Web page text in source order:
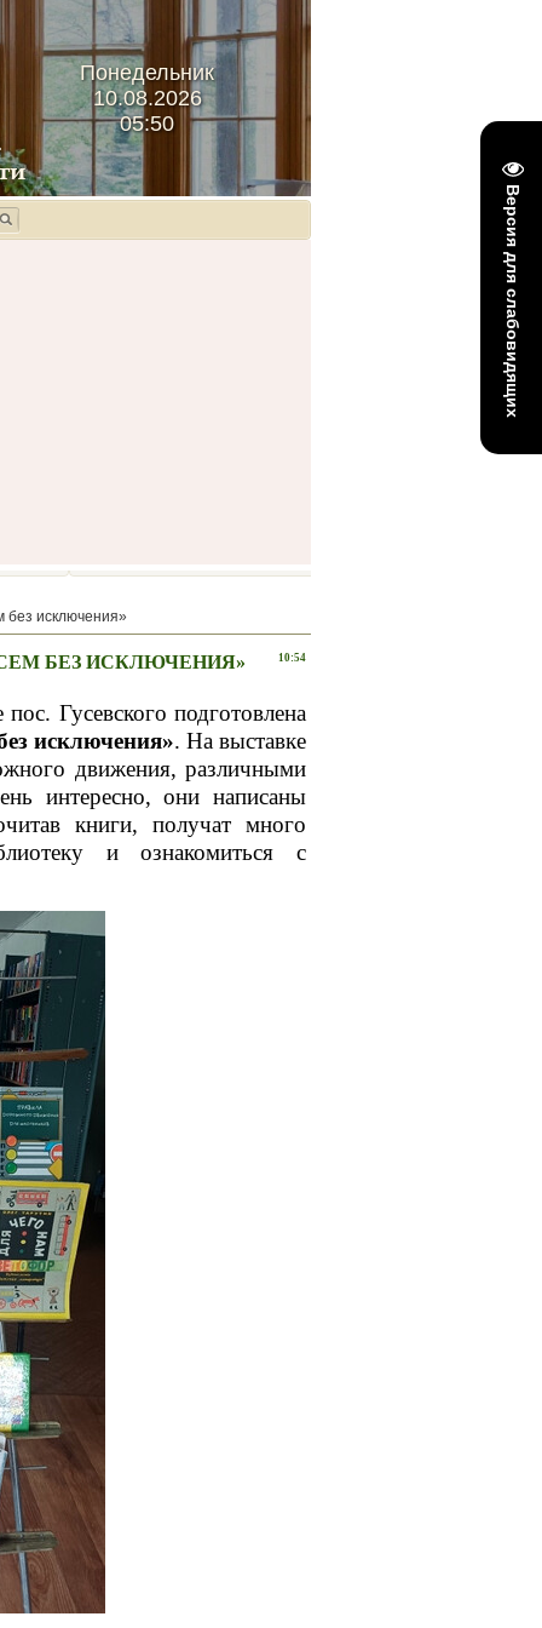
Версия для слабовидящих
Понедельник
10.08.2026
05:50
без исключения»
10:54
БЕЗ ИСКЛЮЧЕНИЯ»
Гусевского подготовлена
исключения». На выставке
движения, различными
интересно, они написаны
книги, получат много
и ознакомиться с